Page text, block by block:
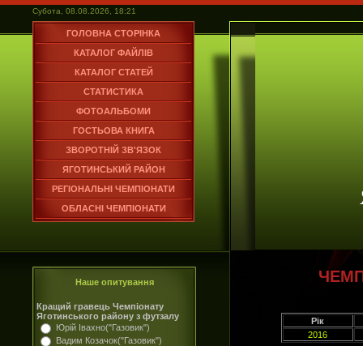
Субота, 08.08.2026, 18:21
ГОЛОВНА СТОРІНКА
КАТАЛОГ ФАЙЛІВ
КАТАЛОГ СТАТЕЙ
СТАТИСТИКА
ФОТОАЛЬБОМИ
ГОСТЬОВА КНИГА
ЗВОРОТНІЙ ЗВ'ЯЗОК
ЯГОТИНСЬКИЙ РАЙОН
РЕГІОНАЛЬНІ ЧЕМПІОНАТИ
ОБЛАСНІ ЧЕМПІОНАТИ
Наше опитування
Кращий гравець Чемпіонату
Яготинського району з футзалу
Юрій Івахно("Газовик")
Вадим Козачок("Газовик")
Рік
2016